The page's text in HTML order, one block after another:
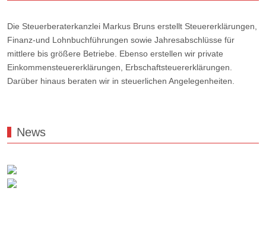
Die Steuerberaterkanzlei Markus Bruns erstellt Steuererklärungen,
Finanz-und Lohnbuchführungen sowie Jahresabschlüsse für
mittlere bis größere Betriebe. Ebenso erstellen wir private
Einkommensteuererklärungen, Erbschaftsteuererklärungen.
Darüber hinaus beraten wir in steuerlichen Angelegenheiten.
News